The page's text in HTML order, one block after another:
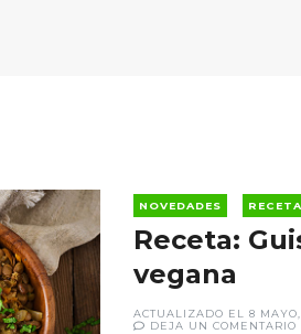
NOVEDADES
Receta:
vegana
ACTUALIZADO EL 8
DEJA UN COMENTARIO